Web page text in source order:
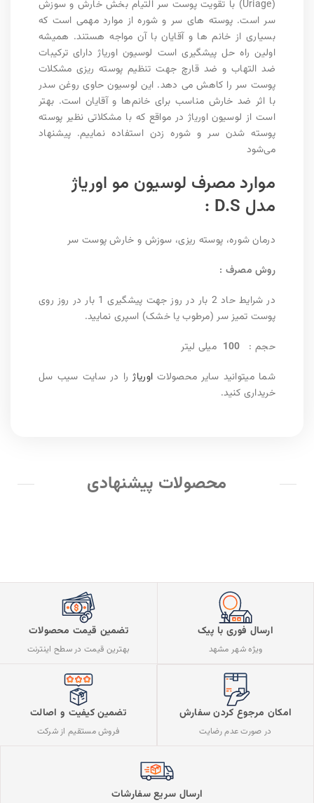
(
Uriage) با تقویت پوست سر التیام بخش خارش و سوزش
سر است. پوسته های سر و شوره از موارد مهمی است که
بسیاری از خانم ها و آقایان با آن مواجه هستند. همیشه
اولین راه حل پیشگیری است لوسیون اوریاژ دارای ترکیبات
ضد التهاب و ضد قارچ جهت تنظیم پوسته ریزی مشکلات
پوست سر را کاهش می دهد. این لوسیون حاوی روغن سدر
با اثر ضد خارش مناسب برای خانم‌ها و آقایان است. بهتر
است از لوسیون اوریاژ در مواقع که با مشکلاتی نظیر پوسته
پوسته شدن سر و شوره زدن استفاده نماییم. پیشنهاد
می‌شود
موارد مصرف لوسیون مو اوریاژ
مدل D.S :
درمان شوره، پوسته ریزی، سوزش و خارش پوست سر
روش مصرف :
در شرایط حاد 2 بار در روز جهت پیشگیری 1 بار در روز روی
پوست تمیز سر (مرطوب یا خشک) اسپری نمایید.
حجم : 100 میلی لیتر
شما میتوانید سایر محصولات اوریاژرا در سایت سیب سل
خریداری کنید.
محصولات پیشنهادی
ارسال فوری با پیک
ویژه شهر مشهد
تضمین قیمت محصولات
بهترین قیمت در سطح اینترنت
امکان مرجوع کردن سفارش
در صورت عدم رضایت
تضمین کیفیت و اصالت
فروش مستقیم از شرکت
ارسال سریع سفارشات